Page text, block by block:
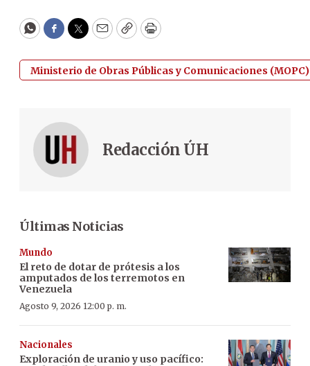
WhatsApp
Facebook
Twitter
EmailCopyPrint
Ministerio de Obras Públicas y Comunicaciones (MOPC)
Redacción ÚH
Últimas Noticias
Mundo
El reto de dotar de prótesis a los
amputados de los terremotos en
Venezuela
Agosto 9, 2026 12:00 p. m.
Nacionales
Exploración de uranio y uso pacífico: